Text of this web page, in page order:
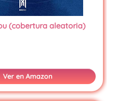
(cobertura aleatoria)
Ver en Amazon